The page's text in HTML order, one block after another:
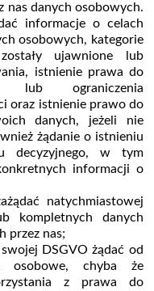
nas danych osobowych.
informacje o celach
osobowych, kategorie
ujawnione lub
istnienie prawa do
lub ograniczenia
oraz istnienie prawo do
danych, jeżeli nie
żądanie o istnieniu
decyzyjnego, w tym
informacji o
natychmiastowej
kompletnych danych
przez nas;
DSGVO żądać od
osobowe, chyba że
z prawa do